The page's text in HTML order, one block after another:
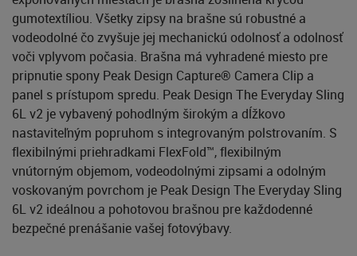
gumotextíliou. Všetky zipsy na brašne sú robustné a
vodeodolné čo zvyšuje jej mechanickú odolnosť a odolnosť
voči vplyvom počasia. Brašna má vyhradené miesto pre
pripnutie spony Peak Design Capture® Camera Clip a
panel s prístupom spredu. Peak Design The Everyday Sling
6L v2 je vybavený pohodlným širokým a dĺžkovo
nastaviteľným popruhom s integrovaným polstrovaním. S
flexibilnými priehradkami FlexFold™, flexibilným
vnútorným objemom, vodeodolnými zipsami a odolným
voskovaným povrchom je Peak Design The Everyday Sling
6L v2 ideálnou a pohotovou brašnou pre každodenné
bezpečné prenášanie vašej fotovýbavy.